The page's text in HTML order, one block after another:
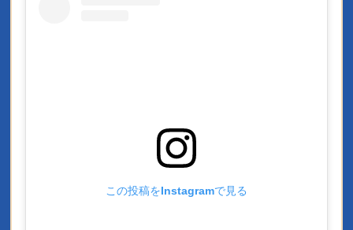
この投稿をInstagramで見る